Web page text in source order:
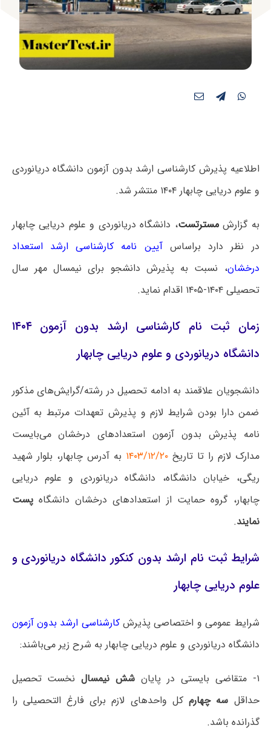
اطلاعیه پذیرش کارشناسی ارشد بدون آزمون دانشگاه دریانوردی
و علوم دریایی چابهار ۱۴۰۴ منتشر شد.
به گزارشمسترتست، دانشگاه دریانوردی و علوم دریایی چابهار
در نظر دارد براساسآیین نامه کارشناسی ارشد استعداد
درخشان، نسبت به پذیرش دانشجو برای نیمسال مهر سال
تحصیلی ۱۴۰۴-۱۴۰۵ اقدام نماید.
زمان ثبت نام کارشناسی ارشد بدون آزمون ۱۴۰۴
دانشگاه دریانوردی و علوم دریایی چابهار
دانشجویان علاقمند به ادامه تحصیل در رشته/گرایش‌های مذکور
ضمن دارا بودن شرایط لازم و پذیرش تعهدات مرتبط به آئین
نامه پذیرش بدون آزمون استعدادهای درخشان می‌بایست
مدارک لازم را تا تاریخ ۱۴۰۳/۱۲/۲۰
به آدرس چابهار، بلوار شهید
ریگی، خیابان دانشگاه، دانشگاه دریانوردی و علوم دریایی
چابهار، گروه حمایت از استعدادهای درخشان دانشگاهپست
نمایند.
شرایط ثبت نام ارشد بدون کنکور دانشگاه دریانوردی و
علوم دریایی چابهار
شرایط عمومی و اختصاصی پذیرشکارشناسی ارشد بدون آزمون
دانشگاه ‌دریانوردی و علوم دریایی چابهار به شرح زیر می‌باشند:
۱- متقاضی بایستی در پایان شش نیمسالنخست تحصیل
حداقل سه چهارمکل واحدهای لازم برای فارغ التحصیلی را
گذرانده باشد.